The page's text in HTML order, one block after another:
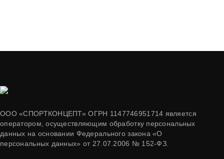
ООО «СПОРТКОНЦЕПТ» ОГРН 1147746951714 является
оператором, осуществляющим обработку персональных
данных на основании Федерального закона «О
персональных данных» от 27.07.2006 № 152-ФЗ.